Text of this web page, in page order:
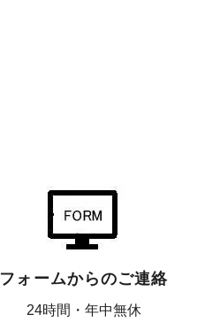
フォームからのご連絡
24時間・年中無休